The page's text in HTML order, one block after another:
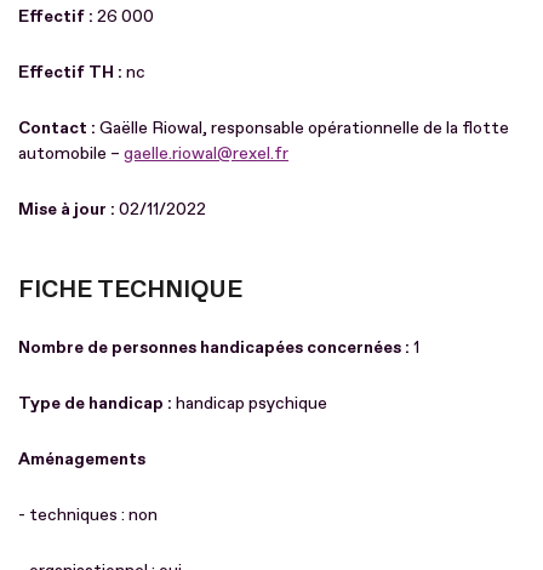
Effectif : 26 000
Effectif TH : nc
Contact : Gaëlle Riowal, responsable opérationnelle de la flotte
automobile – gaelle.riowal@rexel.fr
Mise à jour : 02/11/2022
FICHE TECHNIQUE
Nombre de personnes handicapées concernées : 1
Type de handicap : handicap psychique
Aménagements
- techniques : non